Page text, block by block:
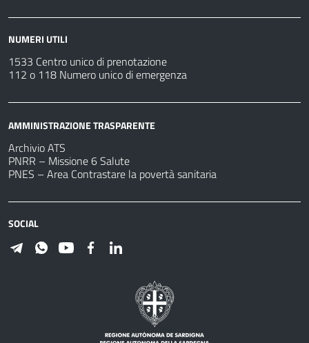
NUMERI UTILI
1533 Centro unico di prenotazione
112 o 118 Numero unico di emergenza
AMMINISTRAZIONE TRASPARENTE
Archivio ATS
PNRR – Missione 6 Salute
PNES – Area Contrastare la povertà sanitaria
SOCIAL